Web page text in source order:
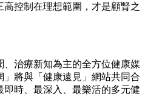
控制在理想範圍，才是顧腎之
、治療新知為主的全方位健康媒
將與「健康遠見」網站共同合
時、最深入、最樂活的多元健